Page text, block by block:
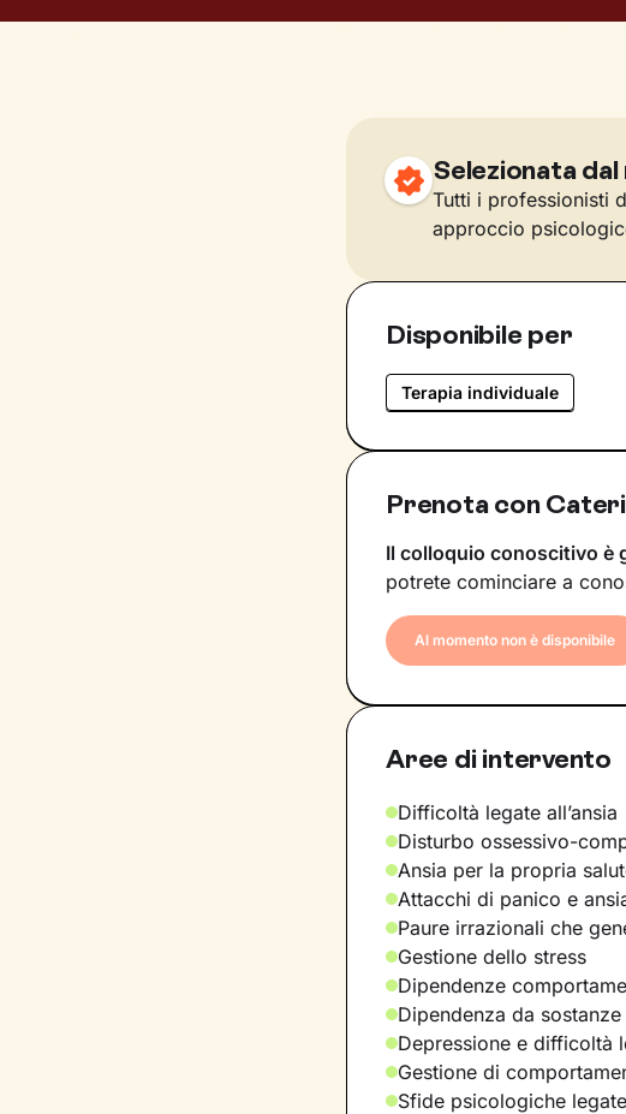
Selezionata
Tutti i professionisti
approccio
Disponibile per
Terapia individuale
Prenota con
Il colloquio conoscitivo è
potrete cominciare a
Al momento non è disponibile
Aree di intervento
Difficoltà legate all’ansia
Disturbo ossessivo-
Ansia per la propria
Attacchi di panico e
Paure irrazionali che
Gestione dello stress
Dipendenze
Dipendenza da sostanze
Depressione e difficoltà
Gestione di
Sfide psicologiche